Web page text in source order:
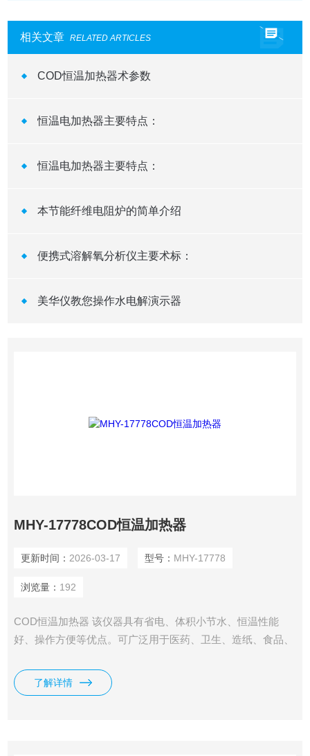
相关文章 RELATED ARTICLES
COD恒温加热器术参数
恒温电加热器主要特点：
恒温电加热器​主要特点：
本节能纤维电阻炉的简单介绍
便携式溶解氧分析仪主要术标：
美华仪教您操作水电解演示器
MHY-17778COD恒温加热器
更新时间： 2026-03-17 型号： MHY-17778
浏览量： 192
COD恒温加热器 该仪器具有省电、体积小节水、恒温性能
好、操作方便等优点。可广泛用于医药、卫生、造纸、食品、
水质监测。
了解详情